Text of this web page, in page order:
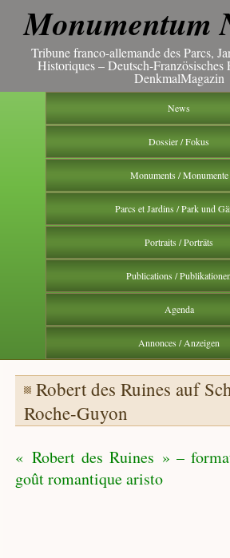
Monumentum
Tribune franco-allemande des Parcs,
Historiques – Deutsch-Französisches
DenkmalMagazin
News
Dossier / Fokus
Monuments / Monumente
Parcs et Jardins / Park und
Portraits / Porträts
Publications / Publikationen
Agenda
Annonces / Anzeigen
Robert des Ruines auf
Roche-Guyon
« Robert des Ruines » –
goût romantique aristo